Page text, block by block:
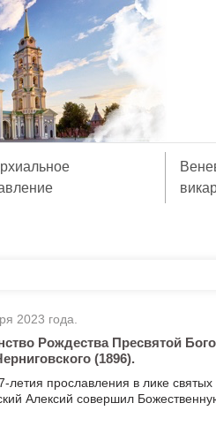
2023 года.
Рождества Пресвятой
(1896).
летия прославления в лике
Алексий совершил